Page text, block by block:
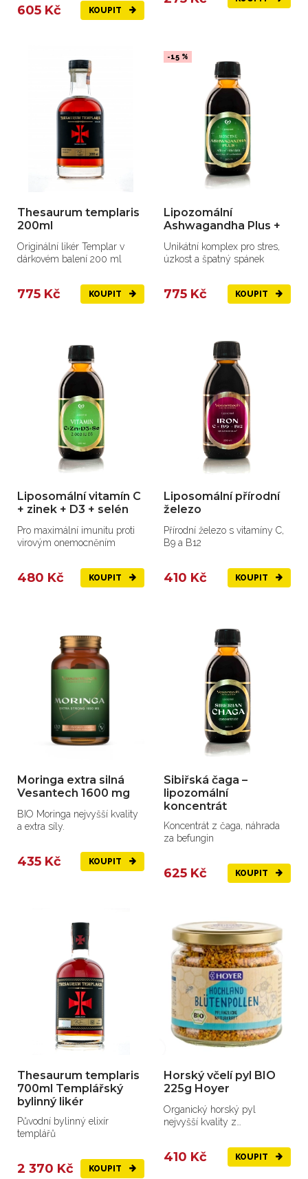
605 Kč KOUPIT
Thesaurum templaris
200ml
Originální likér Templar v
dárkovém balení 200 ml
775 Kč KOUPIT
-15 %
Lipozomální
Ashwagandha Plus +
Unikátní komplex pro stres,
úzkost a špatný spánek
775 Kč KOUPIT
Liposomální vitamín C
+ zinek + D3 + selén
Pro maximální imunitu proti
virovým onemocněním
480 Kč KOUPIT
Liposomální přírodní
železo
Přírodní železo s vitamíny C,
B9 a B12
410 Kč KOUPIT
Moringa extra silná
Vesantech 1600 mg
BIO Moringa nejvyšší kvality
a extra síly.
435 Kč KOUPIT
Sibiřská čaga –
lipozomální
koncentrát
Koncentrát z čaga, náhrada
za befungin
625 Kč KOUPIT
Thesaurum templaris
700ml Templářský
bylinný likér
Původní bylinný elixír
templářů
2 370 Kč KOUPIT
Horský včelí pyl BIO
225g Hoyer
Organický horský pyl
nejvyšší kvality z
410 Kč KOUPIT